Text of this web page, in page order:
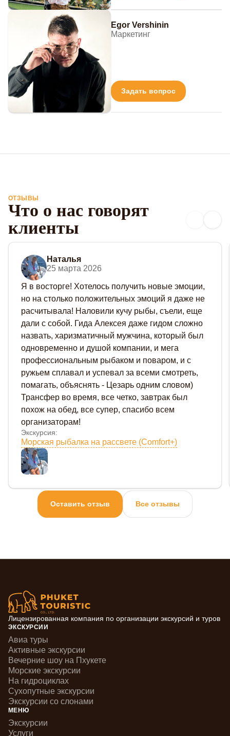
Egor Vershinin
Маркетинг
Задать вопрос
ОТЗЫВЫ
Что о нас говорят
клиенты
Наталья
25 марта 2026
Я в восторге! Хотелось получить новые эмоции,
но на столько положительных эмоций я даже не
расчитывала! Наловили кучу рыбы, съели, еще
дали с собой. Гида Алексея даже гидом сложно
назвать, харизматичный мужчина, который был
одновременно и душой компании, и мега
профессиональным рыбаком и поваром, и с
ружьем сплавал и успевал за всеми смотреть,
помагать, объяснять - Цезарь одним словом)
Трансфер во время, все четко, завтрак был
похож на обед, все супер, спасибо всем
организаторам!
Экскурсия:
Морская рыбалка на рассвете (Comfort+)
Оставить отзыв Все отзывы
Лицензированная компания по организации экскурсий и туров
ЭКСКУРСИИ
Авиа туры
Активные экскурсии
Вечерние шоу на Пхукете
Морские экскурсии
На гидроциклах
Сухопутные экскурсии
Экскурсии со слонами
МЕНЮ
Экскурсии
Услуги